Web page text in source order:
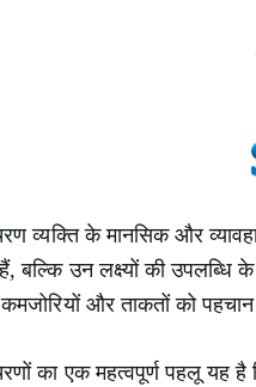
व्यक्ति के मानसिक और
बल्कि उन लक्ष्यों की उपलब्धि
और ताकतों को
का एक महत्वपूर्ण पहलू यह है